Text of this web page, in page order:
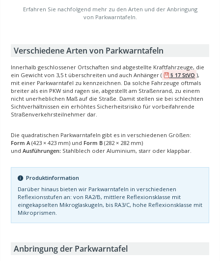
Erfahren Sie nachfolgend mehr zu den Arten und der Anbringung
von Parkwarntafeln.
Verschiedene Arten von Parkwarntafeln
Innerhalb geschlossener Ortschaften sind abgestellte Kraftfahrzeuge, die
ein Gewicht von 3,5 t überschreiten und auch Anhänger (
§ 17 StVO ),
mit einer Parkwarntafel zu kennzeichnen. Da solche Fahrzeuge oftmals
breiter als ein PKW sind ragen sie, abgestellt am Straßenrand, zu einem
nicht unerheblichen Maß auf die Straße. Damit stellen sie bei schlechten
Sichtverhältnissen ein erhöhtes Sicherheitsrisiko für vorbeifahrende
Straßenverkehrsteilnehmer dar.
Die quadratischen Parkwarntafeln gibt es in verschiedenen Größen:
Form A (423 × 423 mm) und Form B (282 × 282 mm)
und Ausführungen: Stahlblech oder Aluminium, starr oder klappbar.
Produktinformation
Darüber hinaus bieten wir Parkwarntafeln in verschiedenen
Reflexionsstufen an: von RA2/B, mittlere Reflexionsklasse mit
eingekapselten Mikroglaskugeln, bis RA3/C, hohe Reflexionsklasse mit
Mikroprismen.
Anbringung der Parkwarntafel